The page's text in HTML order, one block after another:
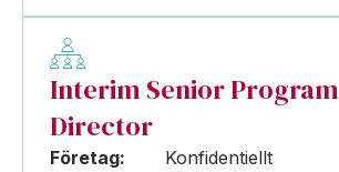
Interim Senior Program
Director
Företag:
Konfidentiellt